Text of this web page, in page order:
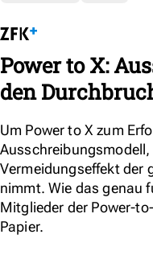
Power to X:
den
Um Power to X zum
Ausschreibungsmodell,
Vermeidungseffekt der
nimmt. Wie das genau
Mitglieder der Power-
Papier.